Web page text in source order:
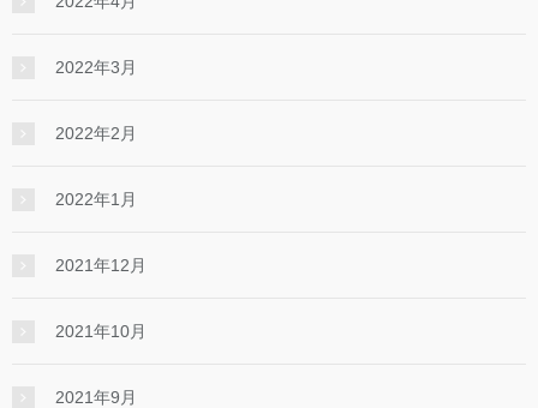
2022年3月
2022年2月
2022年1月
2021年12月
2021年10月
2021年9月